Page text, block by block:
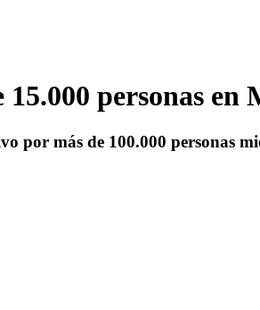
personas
por más de 100.000 personas